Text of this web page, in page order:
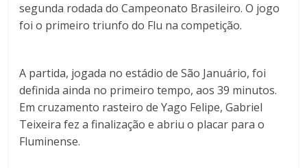
segunda rodada do Campeonato Brasileiro. O jogo
foi o primeiro triunfo do Flu na competição.
A partida, jogada no estádio de São Januário, foi
definida ainda no primeiro tempo, aos 39 minutos.
Em cruzamento rasteiro de Yago Felipe, Gabriel
Teixeira fez a finalização e abriu o placar para o
Fluminense.